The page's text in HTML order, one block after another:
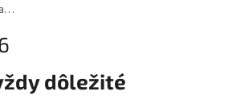
dôležité